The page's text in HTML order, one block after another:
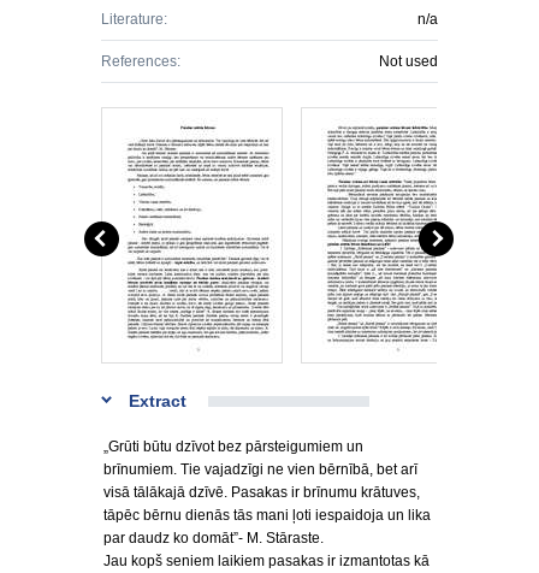
Literature: n/a
References: Not used
Extract
„Grūti būtu dzīvot bez pārsteigumiem un
brīnumiem. Tie vajadzīgi ne vien bērnībā, bet arī
visā tālākajā dzīvē. Pasakas ir brīnumu krātuves,
tāpēc bērnu dienās tās mani ļoti iespaidoja un lika
par daudz ko domāt”- M. Stāraste.
Jau kopš seniem laikiem pasakas ir izmantotas kā